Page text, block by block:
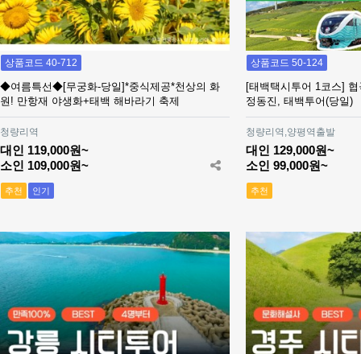
상품코드 40-712
◆여름특선◆[무궁화-당일]*중식제공*천상의 화
원! 만항재 야생화+태백 해바라기 축제
청량리역
대인 119,000원~
소인 109,000원~
추천 인기
상품코드 50-124
[태백택시투어 1코스]
정동진, 태백투어(당일)
청량리역,양평역출발
대인 129,000원~
소인 99,000원~
추천